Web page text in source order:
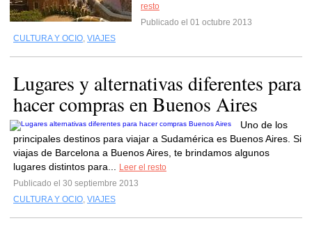
resto
Publicado el 01 octubre 2013
CULTURA Y OCIO, VIAJES
Lugares y alternativas diferentes para
hacer compras en Buenos Aires
Uno de los
principales destinos para viajar a Sudamérica es Buenos Aires. Si
viajas de Barcelona a Buenos Aires, te brindamos algunos
lugares distintos para...
Leer el resto
Publicado el 30 septiembre 2013
CULTURA Y OCIO, VIAJES